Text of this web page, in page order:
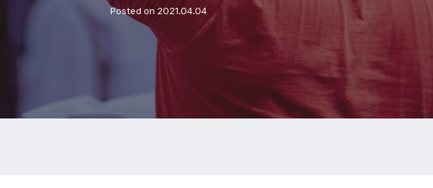
Posted on 2021.04.04